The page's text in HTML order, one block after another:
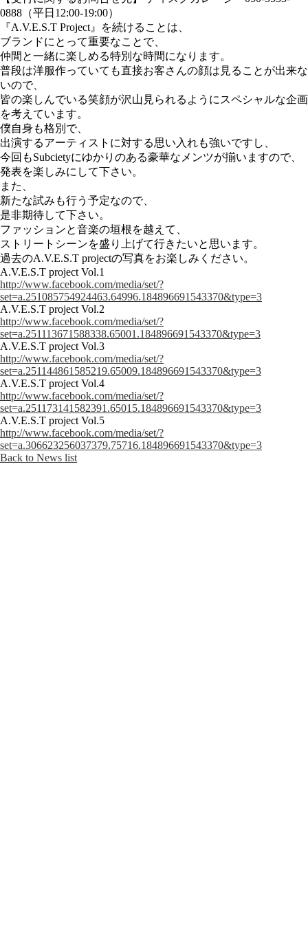
0888（平日12:00-19:00）
『A.V.E.S.T Project』を続けることは、
ブランドにとって重要なことで、
仲間と一緒に楽しめる特別な時間になります。
普段は洋服作っていても直接お客さんの顔は見ることが出来な
いので、
皆の楽しんでいる笑顔が沢山見られるようにスペシャルな企画
を考えています。
僕自身も格別で、
出演するアーティストに対する思い入れも強いですし、
今回もSubcietyにゆかりのある豪華なメンツが揃いますので、
発表を楽しみにして下さい。
また、
新たな試みも行う予定なので、
是非期待して下さい。
ファッションと音楽の垣根を越えて、
ストリートシーンを盛り上げて行きたいと思います。
過去のA.V.E.S.T projectの写真をお楽しみください。
A.V.E.S.T project Vol.1
http://www.facebook.com/media/set/?
set=a.251085754924463.64996.184896691543370&type=3
A.V.E.S.T project Vol.2
http://www.facebook.com/media/set/?
set=a.251113671588338.65001.184896691543370&type=3
A.V.E.S.T project Vol.3
http://www.facebook.com/media/set/?
set=a.251144861585219.65009.184896691543370&type=3
A.V.E.S.T project Vol.4
http://www.facebook.com/media/set/?
set=a.251173141582391.65015.184896691543370&type=3
A.V.E.S.T project Vol.5
http://www.facebook.com/media/set/?
set=a.306623256037379.75716.184896691543370&type=3
Back to News list